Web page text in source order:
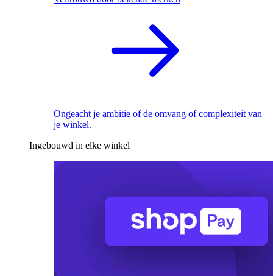
Ongeacht je ambitie of de omvang of complexiteit van
je winkel.
Ingebouwd in elke winkel